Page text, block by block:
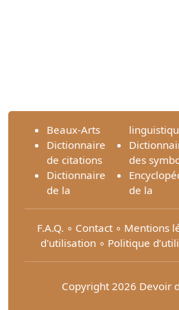
Beaux-Arts
Dictionnaire
de citations
Dictionnaire
de la
des
de la
F.A.Q. ∘ Contact ∘ Mentions
d'utilisation∘ Politique
Copyright 2026 Devoir